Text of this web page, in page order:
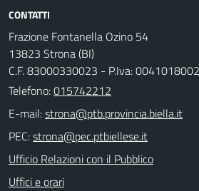
CONTATTI
Frazione Fontanella Ozino 54
13823 Strona (BI)
C.F. 83000330023 - P.Iva:
Telefono:015742212
E-mail:
PEC:
Ufficio Relazioni con il Pubblico
Uffici e orari